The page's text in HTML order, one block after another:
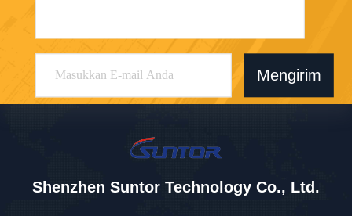
Mengirim
Shenzhen Suntor Technology Co., Ltd.